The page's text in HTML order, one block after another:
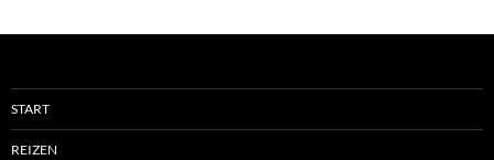
START
REIZEN